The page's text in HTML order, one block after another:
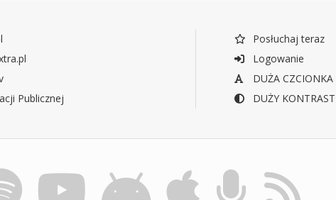
Publicznej
Posłuchaj teraz
Logowanie
DUŻA CZCIONKA
DUŻY KONTRAST